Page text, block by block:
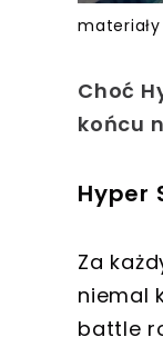
Choć
końcu
Hyper
Za
niemal
battle